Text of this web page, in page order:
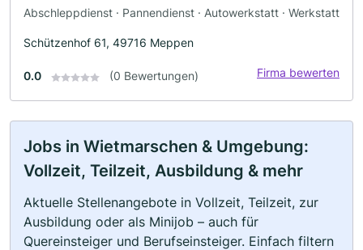
Abschleppdienst · Pannendienst · Autowerkstatt · Werkstatt
Schützenhof 61, 49716 Meppen
0.0 (0 Bewertungen) Firma bewerten
Jobs in Wietmarschen & Umgebung:
Vollzeit, Teilzeit, Ausbildung & mehr
Aktuelle Stellenangebote in Vollzeit, Teilzeit, zur
Ausbildung oder als Minijob – auch für
Quereinsteiger und Berufseinsteiger. Einfach filtern